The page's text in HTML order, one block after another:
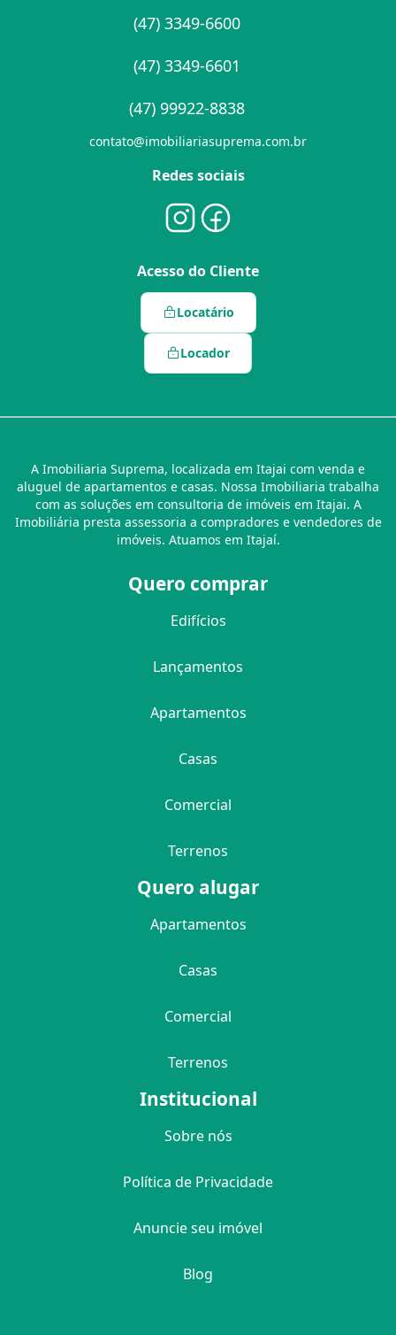
(47) 3349-6600
(47) 3349-6601
(47) 99922-8838
contato@imobiliariasuprema.com.br
Redes sociais
Acesso do Cliente
Locatário
Locador
A Imobiliaria Suprema, localizada em Itajai com venda e
aluguel de apartamentos e casas. Nossa Imobiliaria trabalha
com as soluções em consultoria de imóveis em Itajai. A
Imobiliária presta assessoria a compradores e vendedores de
imóveis. Atuamos em Itajaí.
Quero comprar
Edifícios
Lançamentos
Apartamentos
Casas
Comercial
Terrenos
Quero alugar
Apartamentos
Casas
Comercial
Terrenos
Institucional
Sobre nós
Política de Privacidade
Anuncie seu imóvel
Blog